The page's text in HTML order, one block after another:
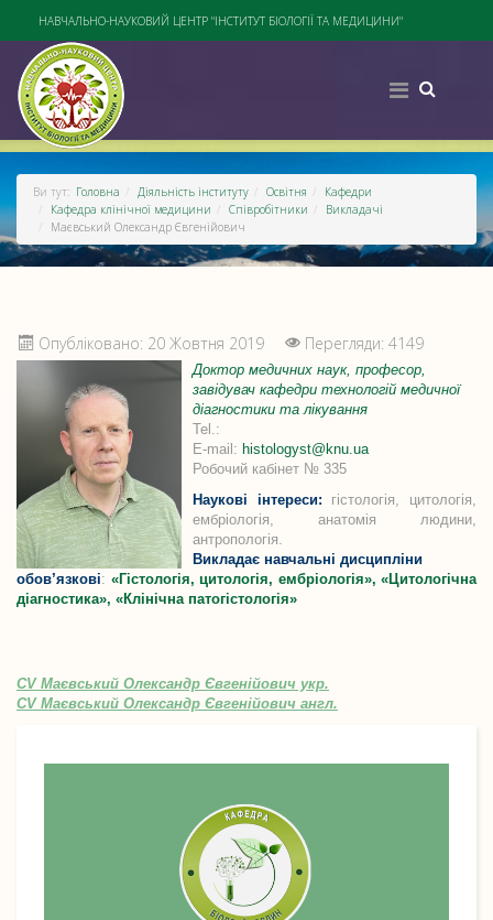
НАВЧАЛЬНО-НАУКОВИЙ ЦЕНТР "ІНСТИТУТ БІОЛОГІЇ ТА МЕДИЦИНИ"
Ви тут: Головна Діяльність інституту Освітня
Кафедри
Кафедра клінічної медицини
Співробітники
Викладачі
Маєвський Олександр Євгенійович
Опубліковано: 20 Жовтня 2019 Перегляди: 4149
Доктор медичних наук, професор,
завідувач кафедри технологій медичної
діагностики та лікування
Tel.:
E-mail: histologyst@knu.ua
Робочий кабінет № 335
Наукові інтереси: гістологія, цитологія,
ембріологія, анатомія людини,
антропологія.
Викладає навчальні дисципліни
обов’язкові: «Гістологія, цитологія, ембріологія», «Цитологічна
діагностика», «Клінічна патогістологія»
CV Маєвський Олександр Євгенійович укр.
CV Маєвський Олександр Євгенійович англ.